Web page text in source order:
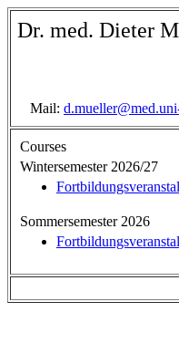
Dr. med. Dieter
Mail:
Courses
Wintersemester 2026/27
Sommersemester 2026